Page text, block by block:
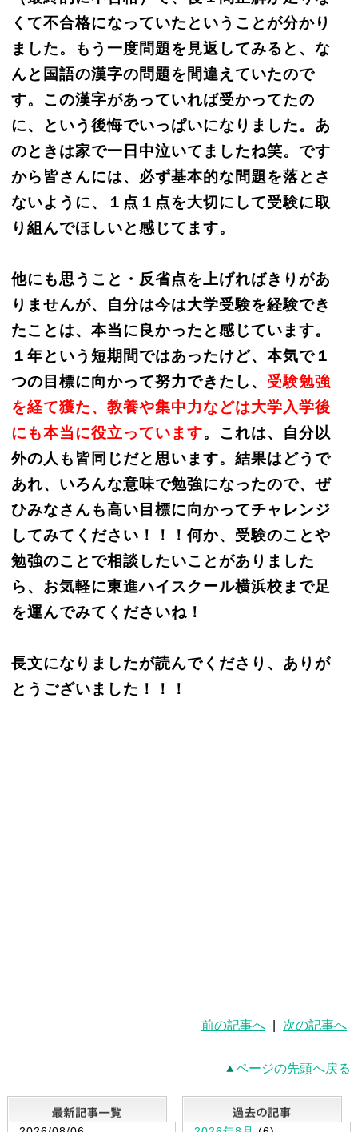
くて不合格になっていたということが分かり
ました。もう一度問題を見返してみると、な
んと国語の漢字の問題を間違えていたので
す。この漢字があっていれば受かってたの
に、という後悔でいっぱいになりました。あ
のときは家で一日中泣いてましたね笑。です
から皆さんには、必ず基本的な問題を落とさ
ないように、１点１点を大切にして受験に取
り組んでほしいと感じてます。
他にも思うこと・反省点を上げればきりがあ
りませんが、自分は今は大学受験を経験でき
たことは、本当に良かったと感じています。
１年という短期間ではあったけど、本気で１
つの目標に向かって努力できたし、 受験勉強
を経て獲た、教養や集中力などは大学入学後
にも本当に役立っています。これは、自分以
外の人も皆同じだと思います。結果はどうで
あれ、いろんな意味で勉強になったので、ぜ
ひみなさんも高い目標に向かってチャレンジ
してみてください！！！何か、受験のことや
勉強のことで相談したいことがありました
ら、お気軽に東進ハイスクール横浜校まで足
を運んでみてくださいね！
長文になりましたが読んでくださり、ありが
とうございました！！！
前の記事へ 次の記事へ
ページの先頭へ戻る
最新記事一覧